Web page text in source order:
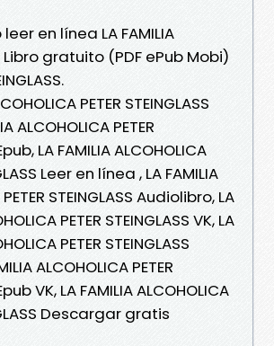
en línea LA FAMILIA
Libro gratuito (PDF ePub Mobi)
PETER STEINGLASS
ALCOHOLICA PETER
LA FAMILIA ALCOHOLICA
Leer en línea , LA FAMILIA
STEINGLASS Audiolibro, LA
PETER STEINGLASS VK, LA
PETER STEINGLASS
ALCOHOLICA PETER
VK, LA FAMILIA ALCOHOLICA
Descargar gratis